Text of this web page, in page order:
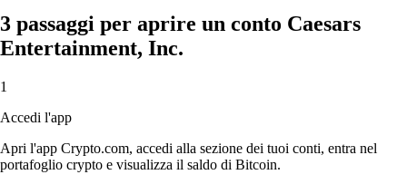
3 passaggi per aprire un conto Caesars
Entertainment, Inc.
1
Accedi l'app
Apri l'app Crypto.com, accedi alla sezione dei tuoi conti, entra nel
portafoglio crypto e visualizza il saldo di Bitcoin.